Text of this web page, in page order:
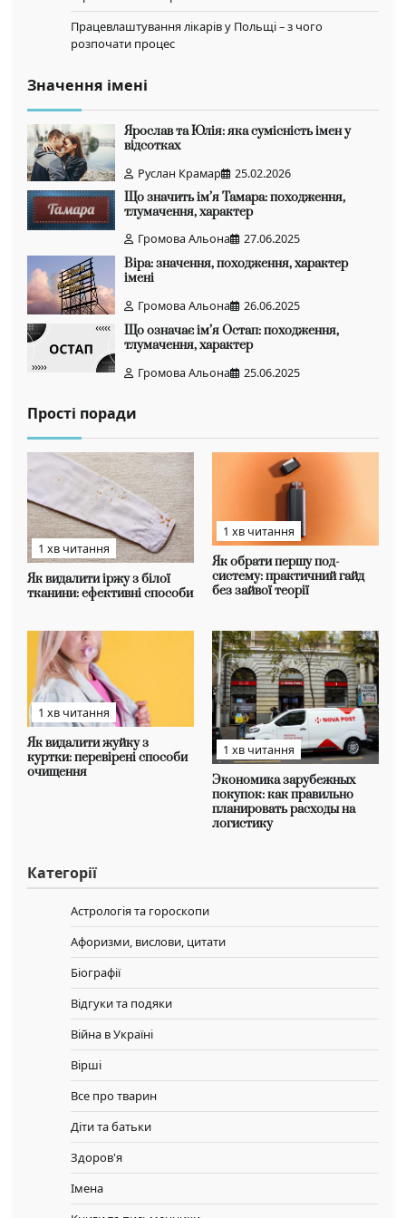
Працевлаштування лікарів у Польщі – з чого
розпочати процес
Значення імені
Ярослав та Юлія: яка сумісність імен у
відсотках
Руслан Крамар
25.02.2026
Що значить ім’я Тамара: походження,
тлумачення, характер
Громова Альона
27.06.2025
Віра: значення, походження, характер
імені
Громова Альона
26.06.2025
Що означає ім’я Остап: походження,
тлумачення, характер
Громова Альона
25.06.2025
Прості поради
1 хв читання
Як видалити іржу з білої
тканини: ефективні способи
1 хв читання
Як обрати першу под-
систему: практичний гайд
без зайвої теорії
1 хв читання
Як видалити жуйку з
куртки: перевірені способи
очищення
1 хв читання
Экономика зарубежных
покупок: как правильно
планировать расходы на
логистику
Категорії
Астрологія та гороскопи
Афоризми, вислови, цитати
Біографії
Відгуки та подяки
Війна в Україні
Вірші
Все про тварин
Діти та батьки
Здоров'я
Імена